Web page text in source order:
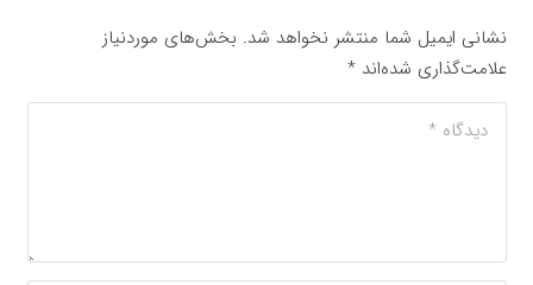
نشانی ایمیل شما منتشر نخواهد شد. بخش‌های موردنیاز
علامت‌گذاری شده‌اند*